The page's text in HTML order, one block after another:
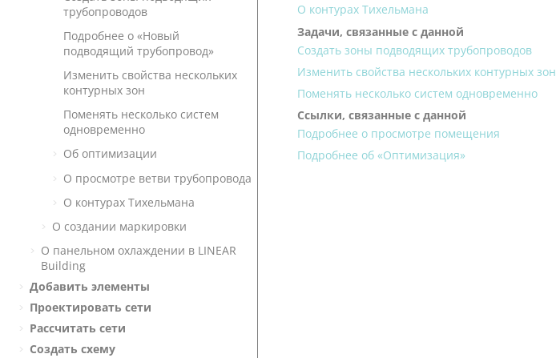
трубопроводов
Подробнее о «Новый
подводящий трубопровод»
Изменить свойства нескольких
контурных зон
Поменять несколько систем
одновременно
Об оптимизации
О просмотре ветви трубопровода
О контурах Тихельмана
О создании маркировки
О панельном охлаждении в LINEAR
Building
Добавить элементы
Проектировать сети
Рассчитать сети
Создать схему
О контурах Тихельмана
Задачи, связанные с данной
Создать зоны подводящих трубопроводов
Изменить свойства нескольких контурных зон
Поменять несколько систем одновременно
Ссылки, связанные с данной
Подробнее о просмотре помещения
Подробнее об «Оптимизация»